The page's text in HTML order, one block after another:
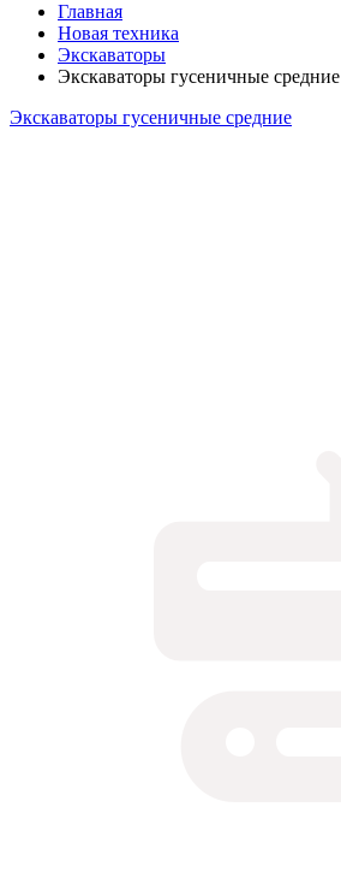
Главная
Новая техника
Экскаваторы
Экскаваторы гусеничные средние
Экскаваторы гусеничные средние